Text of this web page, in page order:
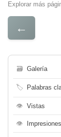
Explorar más
←
🗃 Galería
🏷 Palabras
👁 Vistas
👁 Impresiones